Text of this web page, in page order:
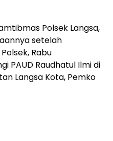
Polsek Langsa,
setelah
Rabu
PAUD Raudhatul Ilmi di
Langsa Kota, Pemko